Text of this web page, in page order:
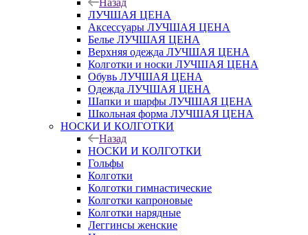
Назад
ЛУЧШАЯ ЦЕНА
Аксессуары ЛУЧШАЯ ЦЕНА
Белье ЛУЧШАЯ ЦЕНА
Верхняя одежда ЛУЧШАЯ ЦЕНА
Колготки и носки ЛУЧШАЯ ЦЕНА
Обувь ЛУЧШАЯ ЦЕНА
Одежда ЛУЧШАЯ ЦЕНА
Шапки и шарфы ЛУЧШАЯ ЦЕНА
Школьная форма ЛУЧШАЯ ЦЕНА
НОСКИ И КОЛГОТКИ
Назад
НОСКИ И КОЛГОТКИ
Гольфы
Колготки
Колготки гимнастические
Колготки капроновые
Колготки нарядные
Леггинсы женские